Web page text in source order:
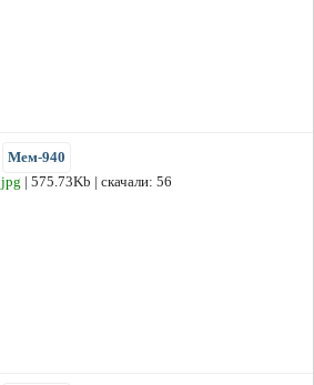
Мем-940
jpg | 575.73Kb | скачали: 56